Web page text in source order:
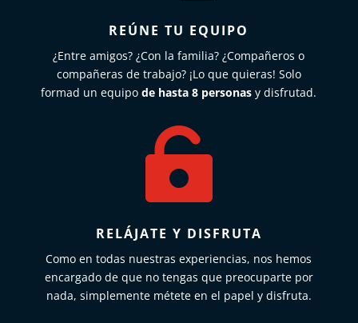
REÚNE TU EQUIPO
¿Entre amigos? ¿Con la familia? ¿Compañeros o
compañeras de trabajo? ¡Lo que quieras! Solo
formad un equipode hasta 8 personas y disfrutad.

RELÁJATE Y DISFRUTA
Como en todas nuestras experiencias, nos hemos
encargado de que no tengas que preocuparte por
nada, simplemente métete en el papel y disfruta.